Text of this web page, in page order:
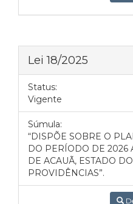
Lei 18/2025
Status:
Vigente
Súmula:
“DISPÕE SOBRE O
DO PERÍODO DE 2026
DE ACAUÃ, ESTADO
PROVIDÊNCIAS”.